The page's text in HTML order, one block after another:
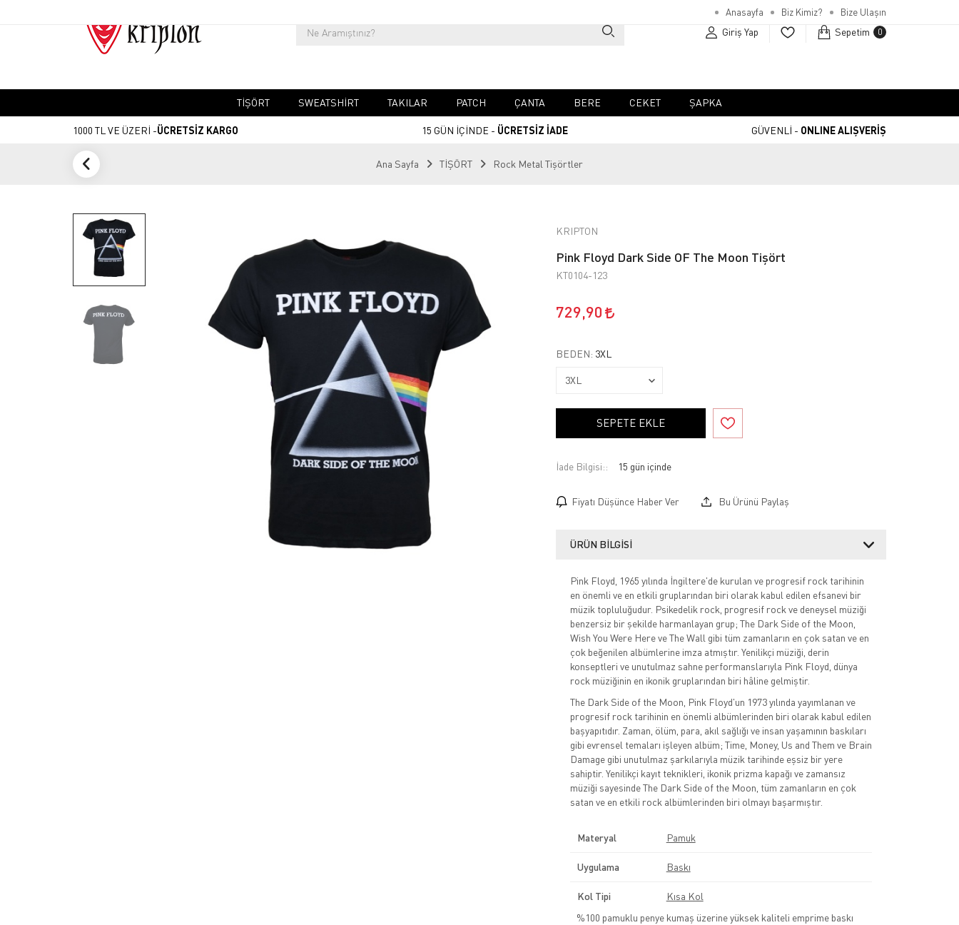
Anasayfa Biz Kimiz? Bize Ulaşın
Giriş Yap Sepetim 0
TIŞÖRT SWEATSHIRT TAKILAR PATCH ÇANTA BERE CEKET ŞAPKA
1000 TL VE ÜZERİ -ÜCRETSİZ KARGO 15 GÜN İÇİNDE - ÜCRETSİZ İADE GÜVENLİ - ONLINE ALIŞVERİŞ
Ana Sayfa TİŞÖRT Rock Metal Tişörtler
KRIPTON
Pink Floyd Dark Side OF The Moon Tişört
KT0104-123
729,90
BEDEN: 3XL
SEPETE EKLE
İade Bilgisi:
Fiyatı Düşünce Haber Ver Bu Ürünü Paylaş
ÜRÜN BILGISI
Pink Floyd, 1965 yılında İngiltere'de kurulan ve progresif rock tarihinin
en önemli ve en etkili gruplarından biri olarak kabul edilen efsanevi bir
müzik topluluğudur. Psikedelik rock, progresif rock ve deneysel müziği
benzersiz bir şekilde harmanlayan grup; The Dark Side of the Moon,
Wish You Were Here ve The Wall gibi tüm zamanların en çok satan ve en
çok beğenilen albümlerine imza atmıştır. Yenilikçi müziği, derin
konseptleri ve unutulmaz sahne performanslarıyla Pink Floyd, dünya
rock müziğinin en ikonik gruplarından biri hâline gelmiştir.
The Dark Side of the Moon, Pink Floyd'un 1973 yılında yayımlanan ve
progresif rock tarihinin en önemli albümlerinden biri olarak kabul edilen
başyapıtıdır. Zaman, ölüm, para, akıl sağlığı ve insan yaşamının baskıları
gibi evrensel temaları işleyen albüm; Time, Money, Us and Them ve Brain
Damage gibi unutulmaz şarkılarıyla müzik tarihinde eşsiz bir yere
sahiptir. Yenilikçi kayıt teknikleri, ikonik prizma kapağı ve zamansız
müziği sayesinde The Dark Side of the Moon, tüm zamanların en çok
satan ve en etkili rock albümlerinden biri olmayı başarmıştır.
Materyal Pamuk
Uygulama Baskı
Kol Tipi
Kısa Kol
%100 pamuklu penye kumaş üzerine yüksek kaliteli emprime baskı